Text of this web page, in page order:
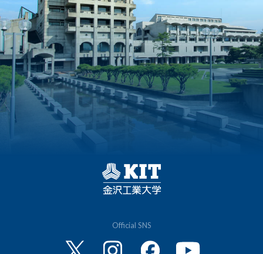
Official SNS